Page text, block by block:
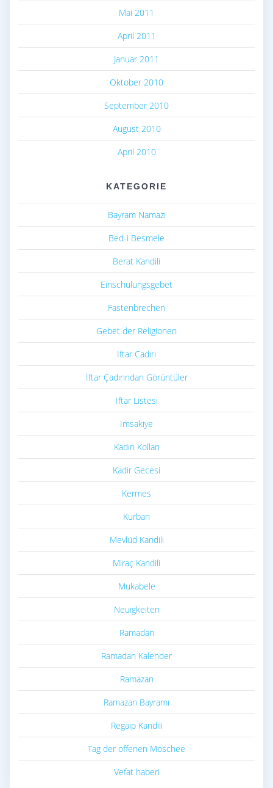
Mai 2011
April 2011
Januar 2011
Oktober 2010
September 2010
August 2010
April 2010
KATEGORIE
Bayram Namazı
Bed-i Besmele
Berat Kandili
Einschulungsgebet
Fastenbrechen
Gebet der Religionen
Iftar Cadırı
İftar Çadırından Görüntüler
Iftar Listesi
Imsakiye
Kadın Kolları
Kadir Gecesi
Kermes
Kurban
Mevlüd Kandili
Miraç Kandili
Mukabele
Neuigkeiten
Ramadan
Ramadan Kalender
Ramazan
Ramazan Bayramı
Regaip Kandili
Tag der offenen Moschee
Vefat haberi